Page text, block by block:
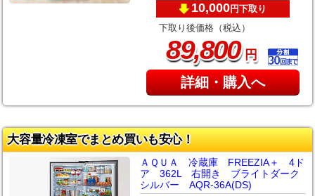
10,000円下取り
下取り後価格（税込）
89,800円
詳細・購入へ
大容量冷凍室でまとめ買いも安心！
ＡＱＵＡ 冷蔵庫 FREEZIA＋ 4ド
ア 362L 右開き ブライトダーク
シルバー AQR-36A(DS)